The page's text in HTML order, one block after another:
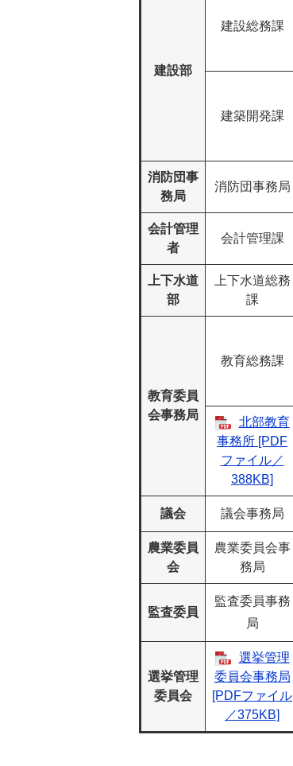
建設部
建設総務課
建築開発課
消防団事
務局
消防団事務局
会計管理
者
会計管理課
上下水道
部
上下水道総務
課
教育委員
会事務局
教育総務課
北部教育
事務所 [PDF
ファイル／
388KB]
議会 議会事務局
農業委員
会
農業委員会事
務局
監査委員
監査委員事務
局
選挙管理
委員会
選挙管理
委員会事務局
[PDFファイル
／375KB]